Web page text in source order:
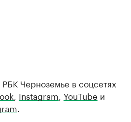
Черноземье в соцсетях
, Instagram, YouTube и
.